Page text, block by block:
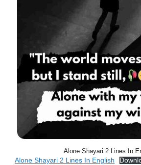
Alone Shayari 2 Lines In
Alone Shayari 2 Lines In English